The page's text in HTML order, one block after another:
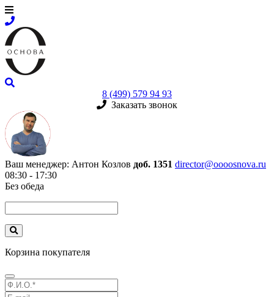
8 (499) 579 94 93
Заказать звонок
Ваш менеджер: Антон Козлов доб. 1351 director@oooosnova.ru
08:30 - 17:30
Без обеда
Корзина покупателя